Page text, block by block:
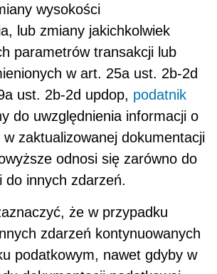
wysokości
lub zmiany jakichkolwiek
parametrów transakcji lub
w art. 25a ust. 2b-2d
ust. 2b-2d updop, podatnik
do uwzględnienia informacji o
zaktualizowanej dokumentacji
odnosi się zarówno do
do innych zdarzeń.
że w przypadku
zdarzeń kontynuowanych
podatkowym, nawet gdyby w